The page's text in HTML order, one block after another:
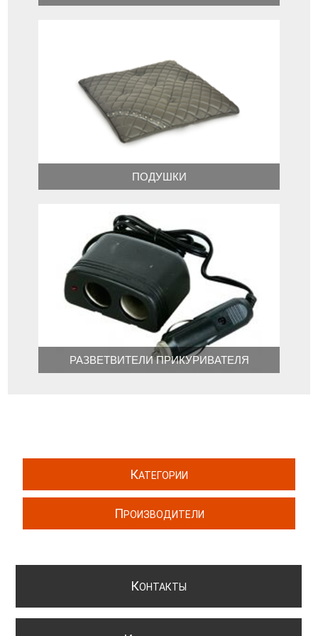
ПОДУШКИ
РАЗВЕТВИТЕЛИ ПРИКУРИВАТЕЛЯ
КАТЕГОРИИ
ПРОИЗВОДИТЕЛИ
КОНТАКТЫ